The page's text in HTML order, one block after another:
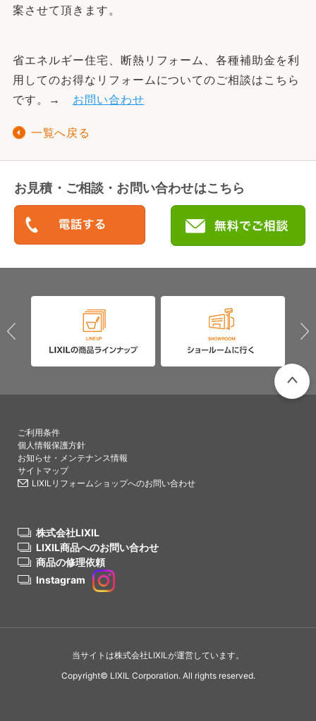
案させて頂きます。
省エネルギー住宅、断熱リフォーム、各種補助金を利
用してのお得なリフォームについてのご相談はこちら
です。→ お問い合わせ
一覧へ戻る
お見積・ご相談・お問い合わせはこちら
ご利用条件
個人情報保護方針
お知らせ・メンテナンス情報
サイトマップ
LIXILリフォームショップへのお問い合わせ
株式会社LIXIL
LIXIL商品へのお問い合わせ
商品の修理依頼
Instagram
当サイトは株式会社LIXILが運営しています。
Copyright© LIXIL Corporation. All rights reserved.